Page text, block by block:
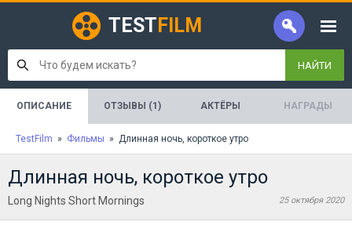
TEST FILM
НАЙТИ
ОПИСАНИЕ ОТЗЫВЫ (1) АКТЁРЫ НАГРАДЫ
TestFilm » Фильмы » Длинная ночь, короткое утро
Длинная ночь, короткое утро
Long Nights Short Mornings 25 октября 2020